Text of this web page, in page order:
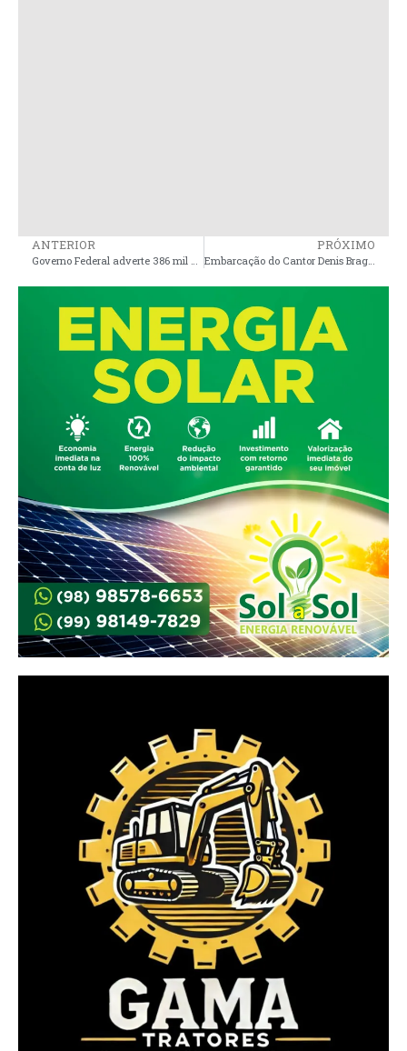
ANTERIOR
Governo Federal adverte 386 mil pescadores do Maranhão que não comprovaram atividade e pode suspender licenças
PRÓXIMO
Embarcação do Cantor Denis Braga Fica à Deriva e Encosta na Praia de Araoca